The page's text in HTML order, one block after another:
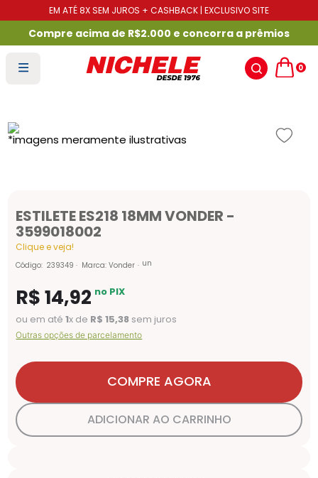
EM ATÉ 8X SEM JUROS + CASHBACK | EXCLUSIVO SITE
Compre acima de R$2.000 e concorra a prêmios
0
ESTILETE ES218 18MM VONDER -
3599018002
Clique e veja!
Código: 239349 Marca:Vonder un
R$14,92 no PIX
ou em até1x de R$ 15,38 sem juros
Outras opções de parcelamento
COMPRE AGORA
ADICIONAR AO CARRINHO